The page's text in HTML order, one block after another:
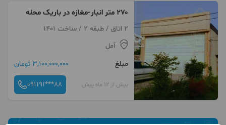
۲۷۰ متر انبار-مغازه در باریک محله
2 اتاق / طبقه 2 / ساخت 1401
آمل
مبلغ
3,100,000,000 تومان
بیش از 12 ماه پیش 091191***88